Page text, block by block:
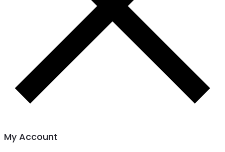
My Account